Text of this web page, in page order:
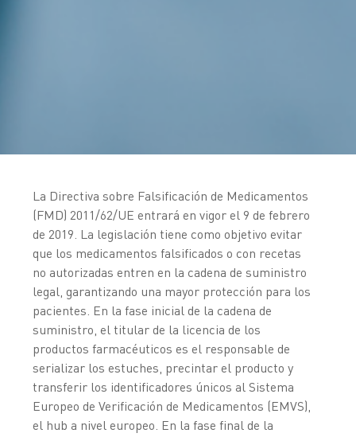
La Directiva sobre Falsificación de Medicamentos
(FMD) 2011/62/UE entrará en vigor el 9 de febrero
de 2019. La legislación tiene como objetivo evitar
que los medicamentos falsificados o con recetas
no autorizadas entren en la cadena de suministro
legal, garantizando una mayor protección para los
pacientes. En la fase inicial de la cadena de
suministro, el titular de la licencia de los
productos farmacéuticos es el responsable de
serializar los estuches, precintar el producto y
transferir los identificadores únicos al Sistema
Europeo de Verificación de Medicamentos (EMVS),
el hub a nivel europeo. En la fase final de la